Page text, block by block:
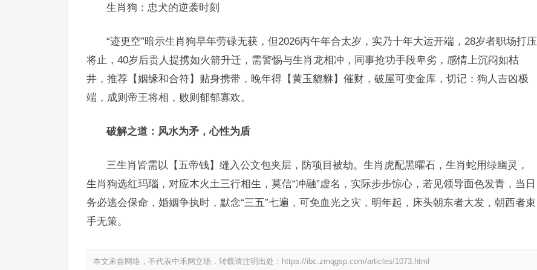
生肖狗：忠犬的逆袭时刻
“迹更空”暗示生肖狗早年劳碌无获，但2026丙午年合太岁，实乃十年大运开端，28岁者职场打压
将止，40岁后贵人提携如火箭升迁，需警惕与生肖龙相冲，同事抢功手段卑劣，感情上沉闷如枯
井，推荐【姻缘和合符】贴身携带，晚年得【黄玉貔貅】催财，破屋可变金库，切记：狗人吉凶极
端，成则帝王将相，败则郁郁寡欢。
破解之道：风水为矛，心性为盾
三生肖皆需以【五帝钱】缝入公文包夹层，防项目被劫。生肖虎配黑曜石，生肖蛇用绿幽灵，
生肖狗选红玛瑙，对应木火土三行相生，莫信“冲融”虚名，实际步步惊心，若见领导面色发青，当日
务必逃会保命，婚姻争执时，默念“三五”七遍，可免血光之灾，明年起，床头朝东者大发，朝西者束
手无策。
本文来自网络，不代表中禾网立场，转载请注明出处： https://ibc.zmqgsp.com/articles/1073.html